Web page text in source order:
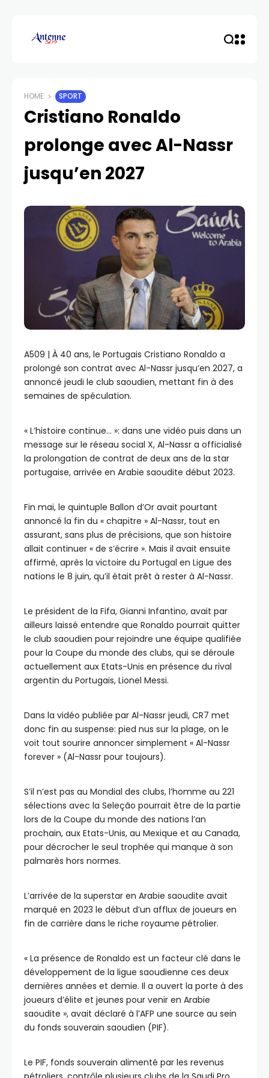
HOME SPORT
Cristiano Ronaldo
prolonge avec Al-Nassr
jusqu’en 2027
A509 | À 40 ans, le Portugais Cristiano Ronaldo a
prolongé son contrat avec Al-Nassr jusqu’en 2027, a
annoncé jeudi le club saoudien, mettant fin à des
semaines de spéculation.
« L’histoire continue… »: dans une vidéo puis dans un
message sur le réseau social X, Al-Nassr a officialisé
la prolongation de contrat de deux ans de la star
portugaise, arrivée en Arabie saoudite début 2023.
Fin mai, le quintuple Ballon d’Or avait pourtant
annoncé la fin du « chapitre » Al-Nassr, tout en
assurant, sans plus de précisions, que son histoire
allait continuer « de s’écrire ». Mais il avait ensuite
affirmé, après la victoire du Portugal en Ligue des
nations le 8 juin, qu’il était prêt à rester à Al-Nassr.
Le président de la Fifa, Gianni Infantino, avait par
ailleurs laissé entendre que Ronaldo pourrait quitter
le club saoudien pour rejoindre une équipe qualifiée
pour la Coupe du monde des clubs, qui se déroule
actuellement aux Etats-Unis en présence du rival
argentin du Portugais, Lionel Messi.
Dans la vidéo publiée par Al-Nassr jeudi, CR7 met
donc fin au suspense: pied nus sur la plage, on le
voit tout sourire annoncer simplement « Al-Nassr
forever » (Al-Nassr pour toujours).
S’il n’est pas au Mondial des clubs, l’homme au 221
sélections avec la Seleção pourrait être de la partie
lors de la Coupe du monde des nations l’an
prochain, aux Etats-Unis, au Mexique et au Canada,
pour décrocher le seul trophée qui manque à son
palmarès hors normes.
L’arrivée de la superstar en Arabie saoudite avait
marqué en 2023 le début d’un afflux de joueurs en
fin de carrière dans le riche royaume pétrolier.
« La présence de Ronaldo est un facteur clé dans le
développement de la ligue saoudienne ces deux
dernières années et demie. Il a ouvert la porte à des
joueurs d’élite et jeunes pour venir en Arabie
saoudite », avait déclaré à l’AFP une source au sein
du fonds souverain saoudien (PIF).
Le PIF, fonds souverain alimenté par les revenus